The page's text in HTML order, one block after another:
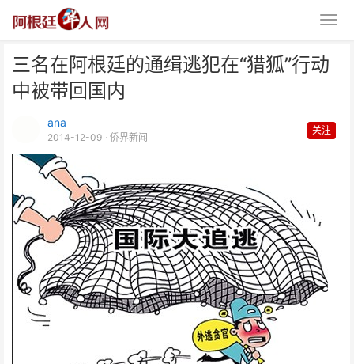
三名在阿根廷的通缉逃犯在“猎狐”行动
中被带回国内
ana
2014-12-09 · 侨界新闻
关注
三名在阿根廷的通缉逃犯在“猎狐”
行动中被带回国内